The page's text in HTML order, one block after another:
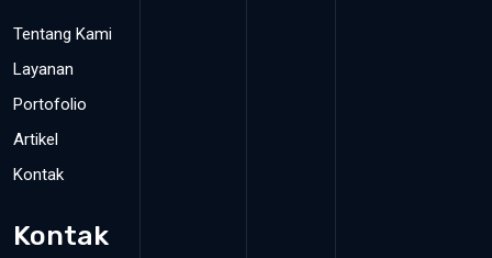
Tentang Kami
Layanan
Portofolio
Artikel
Kontak
Kontak